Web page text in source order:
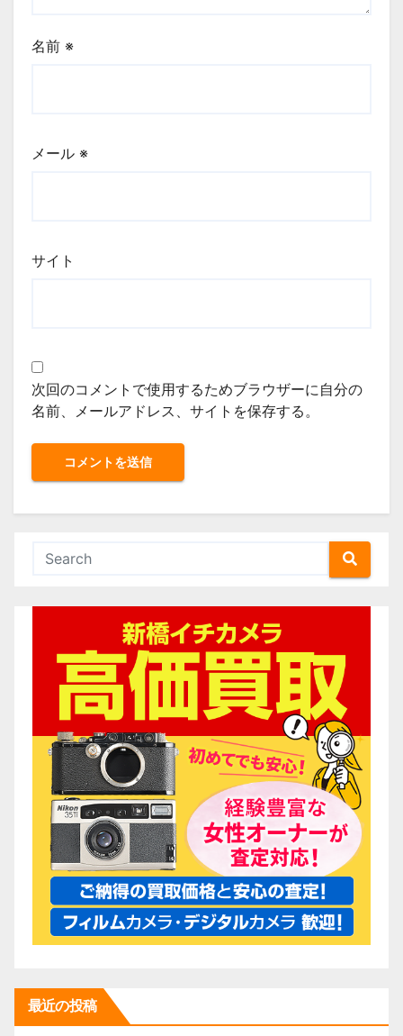
名前 ※
メール ※
サイト
次回のコメントで使用するためブラウザーに自分の
名前、メールアドレス、サイトを保存する。
最近の投稿